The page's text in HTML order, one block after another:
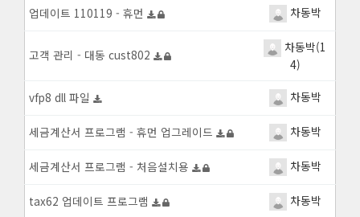
업데이트 110119 - 휴먼 차동박
고객 관리 - 대동 cust802
차동박(1
4)
vfp8 dll 파일 차동박
세금계산서 프로그램 - 휴먼 업그레이드 차동박
세금계산서 프로그램 - 처음설치용 차동박
tax62 업데이트 프로그램 차동박